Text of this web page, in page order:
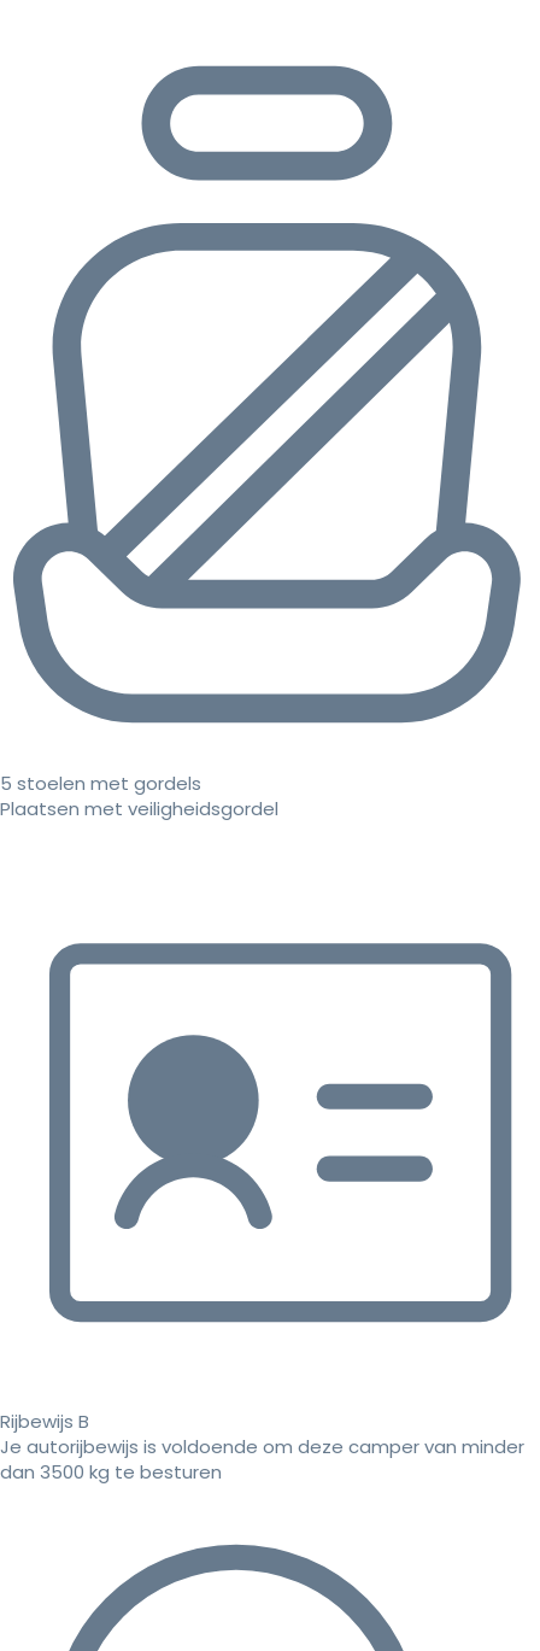
5 stoelen met gordels
Plaatsen met veiligheidsgordel
Rijbewijs B
Je autorijbewijs is voldoende om deze camper van minder
dan 3500 kg te besturen